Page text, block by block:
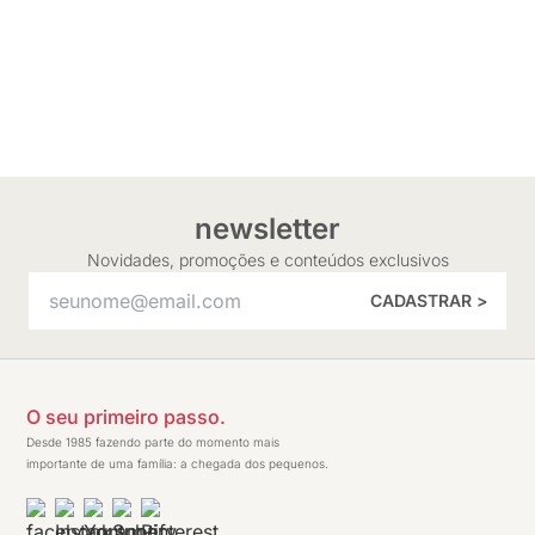
newsletter
Novidades, promoções e conteúdos exclusivos
CADASTRAR >
O seu primeiro passo.
Desde 1985 fazendo parte do momento mais
importante de uma família: a chegada dos pequenos.